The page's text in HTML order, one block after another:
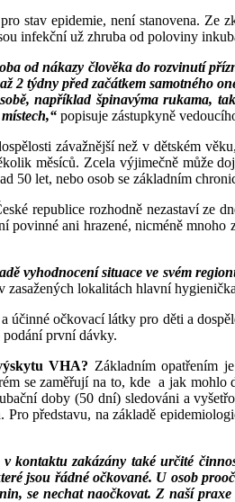
stav epidemie, není stanovena.
infekční už zhruba od poloviny
od nákazy člověka do rozvinutí
2 týdny před začátkem samotného
například špinavýma rukama,
popisuje zástupkyně
závažnější než v dětském
měsíců. Zcela výjimečně může
50 let, nebo osob se základním
republice rozhodně nezastaví ze
ani hrazené, nicméně mnoho
vyhodnocení situace ve svém
zasažených lokalitách hlavní
účinné očkovací látky pro děti a
podání první dávky.
VHA? Základním opatřením
se zaměřují na to, kde a jak
doby (50 dní) sledováni a
Pro představu, na základě
kontaktu zakázány také určité
jsou řádné očkované. U osob
se nechat naočkovat. Z naší